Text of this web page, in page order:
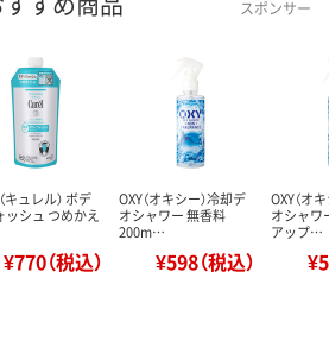
スポンサー
キュレル） ボデ
ッシュ つめかえ
¥770（税込）
OXY（オキシー）冷却デ
オシャワー 無香料
200m…
¥598（税込）
OXY（オ
オシャワ
アップ…